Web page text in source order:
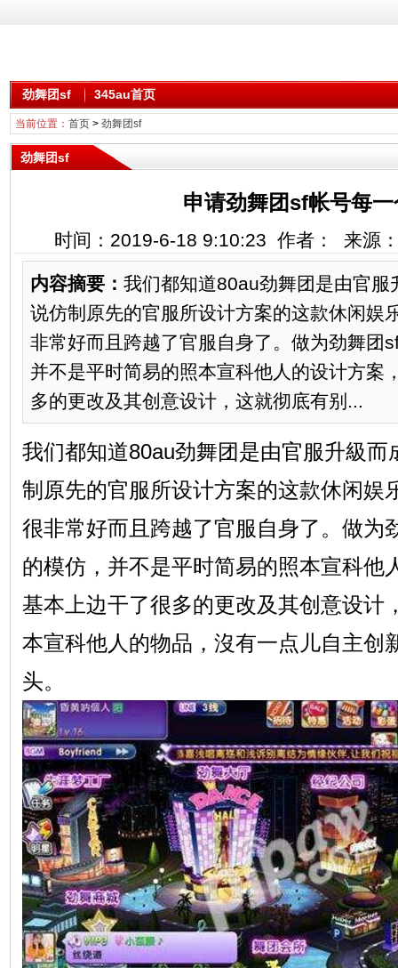
劲舞团sf 345au首页
当前位置： 首页> 劲舞团sf
劲舞团sf
申请劲舞团sf帐号每
时间：2019-6-18 9:10:23 作者： 来源
内容摘要： 我们都知道80au劲舞团是由官服
说仿制原先的官服所设计方案的这款休闲娱
非常好而且跨越了官服自身了。做为劲舞团
并不是平时简易的照本宣科他人的设计方案
多的更改及其创意设计，这就彻底有别...
我们都知道80au劲舞团是由官服升級而
制原先的官服所设计方案的这款休闲娱
很非常好而且跨越了官服自身了。做为
的模仿，并不是平时简易的照本宣科他
基本上边干了很多的更改及其创意设计
本宣科他人的物品，沒有一点儿自主创
头。